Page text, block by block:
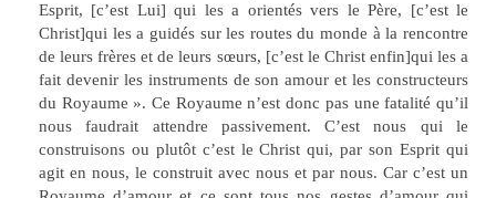
Esprit, [c’est Lui] qui les a orientés vers le Père, [c’est le
Christ]qui les a guidés sur les routes du monde à la rencontre
de leurs frères et de leurs sœurs, [c’est le Christ enfin]qui les a
fait devenir les instruments de son amour et les constructeurs
du Royaume ». Ce Royaume n’est donc pas une fatalité qu’il
nous faudrait attendre passivement. C’est nous qui le
construisons ou plutôt c’est le Christ qui, par son Esprit qui
agit en nous, le construit avec nous et par nous. Car c’est un